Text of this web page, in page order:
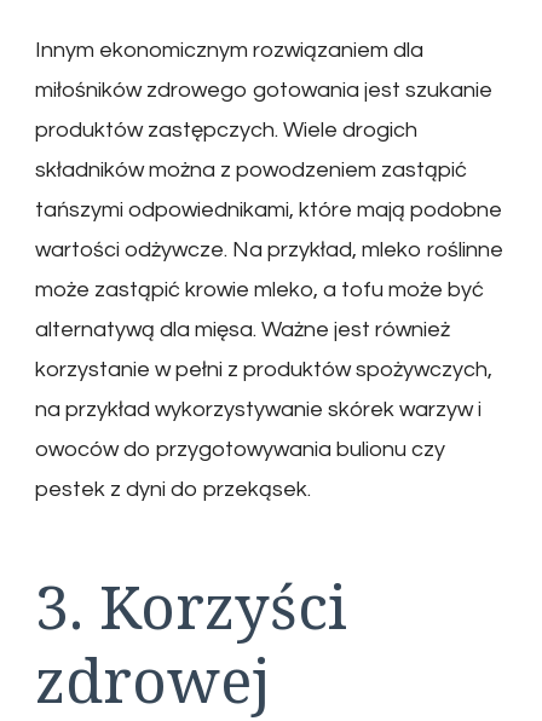
Innym ekonomicznym rozwiązaniem dla
miłośników zdrowego gotowania jest szukanie
produktów zastępczych. Wiele drogich
składników można z powodzeniem zastąpić
tańszymi odpowiednikami, które mają podobne
wartości odżywcze. Na przykład, mleko roślinne
może zastąpić krowie mleko, a tofu może być
alternatywą dla mięsa. Ważne jest również
korzystanie w pełni z produktów spożywczych,
na przykład wykorzystywanie skórek warzyw i
owoców do przygotowywania bulionu czy
pestek z dyni do przekąsek.
3. Korzyści
zdrowej